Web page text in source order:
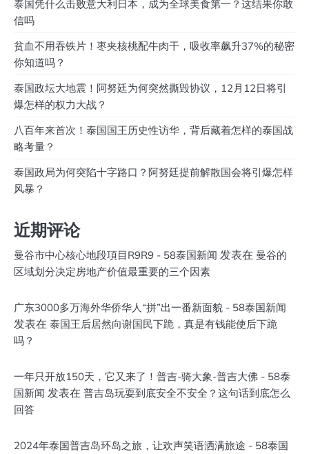
泰国凭什么击败意大利日本，成为全球美食第一？这结果你敢
信吗
贫血不用吞铁片！枣夹核桃配牛肉干，吸收率飙升37%的秘密
你知道吗？
泰国政坛大地震！阿努廷为何突然撕毁协议，12月12日将引
爆怎样的权力大战？
八百年来首次！泰国国王历史性访华，背后藏着怎样的泰国战
略考量？
泰国政局为何突陷十字路口？阿努廷提前解散国会将引爆怎样
风暴？
近期评论
曼谷市中心核心地段項目R9R9 - 58泰国新闻 发表在 曼谷的
区域划分决定房地产价值最重要的三个因素
广东3000多万海外华侨华人“拼”出一番新面貌 - 58泰国新闻
发表在 泰国王后居然向谢国民下跪，真是有钱能使后下跪
吗？
一年只开放150天，它又来了！普吉-骑大象-普吉大佛 - 58泰
国新闻 发表在 普吉岛玩耍到底安全不安全？这句话到底怎么
回答
2024年泰国普吉岛环岛之旅，让欢声笑语洒满旅途 - 58泰国